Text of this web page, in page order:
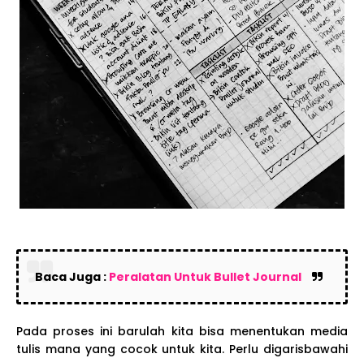
Baca Juga : Peralatan Untuk Bullet Journal
Pada proses ini barulah kita bisa menentukan media
tulis mana yang cocok untuk kita. Perlu digarisbawahi